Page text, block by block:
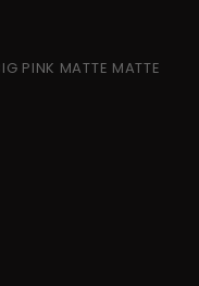
PINK MATTE MATTE